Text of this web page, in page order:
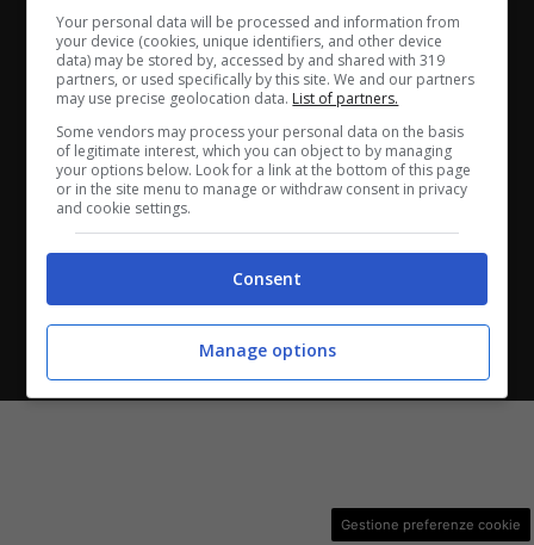
ANASTASIO II, 442, 00165 Roma (RM) - Codice Fiscale
e Partita I.V.A. 13461621008
Testata Giornalistica registrata presso il Tribunale di
Roma con n°32/2023 del 15/02/2023
Copyright ©2026 - Tutti i diritti riservati -
Le attività pubblicitarie su questo sito sono gestite da
theCoreAdv
Gestione preferenze cookie
Your personal data will be processed and information from
your device (cookies, unique identifiers, and other device
data) may be stored by, accessed by and shared with 319
partners, or used specifically by this site. We and our partners
may use precise geolocation data. List of partners.
Some vendors may process your personal data on the basis
of legitimate interest, which you can object to by managing
your options below. Look for a link at the bottom of this page
or in the site menu to manage or withdraw consent in privacy
and cookie settings.
Consent
Manage options